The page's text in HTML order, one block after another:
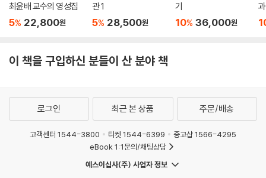
최윤배 교수의 영성집
5% 22,800원
관 1
5% 28,500원
기
10% 36,000원
이 책을 구입하신 분들이 산 분야 책
로그인 최근 본 상품 주문/배송
고객센터 1544-3800 티켓 1544-6399
중고샵 1566-4295
eBook 1:1문의/채팅상담
예스이십사(주) 사업자 정보